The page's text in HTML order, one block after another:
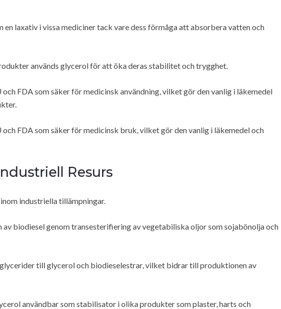
en laxativ i vissa mediciner tack vare dess förmåga att absorbera vatten och
används glycerol för att öka deras stabilitet och trygghet.
och FDA som säker för medicinsk användning, vilket gör den vanlig i läkemedel
och FDA som säker för medicinsk bruk, vilket gör den vanlig i läkemedel och
Resurs
industriella tillämpningar.
av biodiesel genom transesterifiering av vegetabiliska oljor som sojabönolja och
glycerider till glycerol och biodieselestrar, vilket bidrar till produktionen av
användbar som stabilisator i olika produkter som plaster, harts och